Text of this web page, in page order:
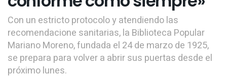
Con un estricto protocolo y atendiendo las
recomendacione sanitarias, la Biblioteca Popular
Mariano Moreno, fundada el 24 de marzo de 1925,
se prepara para volver a abrir sus puertas desde el
próximo lunes.